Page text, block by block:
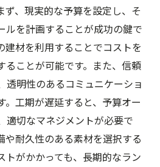
ず、現実的な予算を設定し、そ
ルを計画することが成功の鍵で
建材を利用することでコストを
ることが可能です。また、信頼
透明性のあるコミュニケーショ
。工期が遅延すると、予算オー
適切なマネジメントが必要で
や耐久性のある素材を選択する
トがかかっても、長期的なラン